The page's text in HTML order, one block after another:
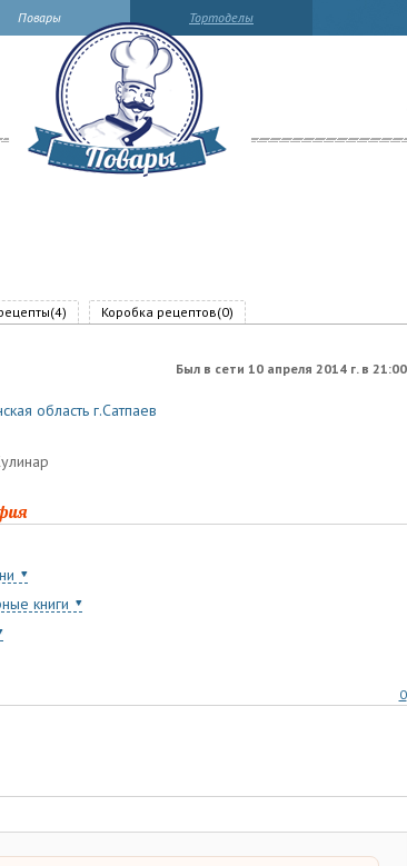
Тортоделы
Повары
Коробка рецептов(0)
Был в сети 10 апреля 2014 г. в 21:00
область г.Сатпаев
книги
0